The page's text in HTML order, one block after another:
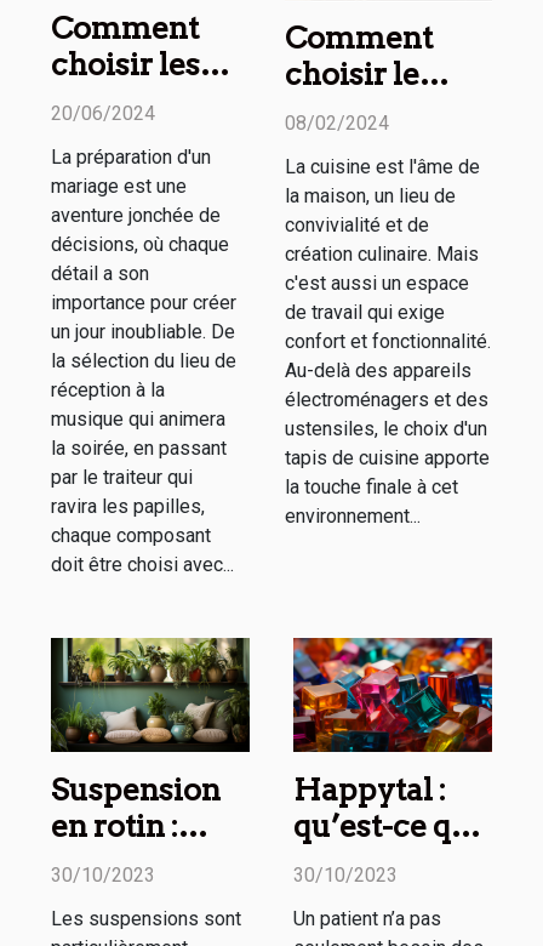
Comment
choisir les
meilleurs
pour chaque
aspect de
votre
mariage
20/06/2024
La préparation d'un
mariage est une
aventure jonchée de
décisions, où chaque
détail a son
importance pour créer
un jour inoubliable. De
la sélection du lieu de
réception à la
musique qui animera
la soirée, en passant
par le traiteur qui
ravira les papilles,
chaque composant
doit être choisi avec...
Comment
choisir le
tapis de
parfait pour
votre maison :
confort, style
et
fonctionnalité
08/02/2024
La cuisine est l'âme de
la maison, un lieu de
convivialité et de
création culinaire. Mais
c'est aussi un espace
de travail qui exige
confort et fonctionnalité.
Au-delà des appareils
électroménagers et des
ustensiles, le choix d'un
tapis de cuisine apporte
la touche finale à cet
environnement...
Suspension
en rotin :
comment
sa décoration
30/10/2023
Les suspensions sont
Happytal :
qu’est-ce que
c’est ?
30/10/2023
Un patient n’a pas